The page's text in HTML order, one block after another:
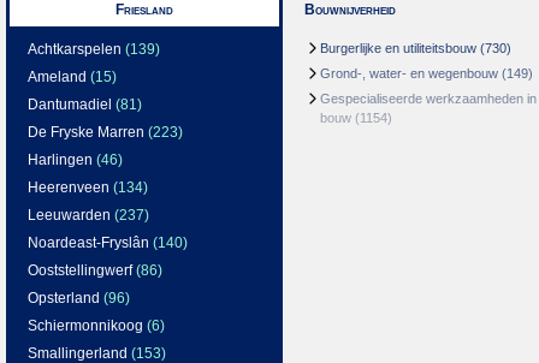
Friesland
Achtkarspelen (139)
Ameland (15)
Dantumadiel (81)
De Fryske Marren (223)
Harlingen (46)
Heerenveen (134)
Leeuwarden (237)
Noardeast-Fryslân (140)
Ooststellingwerf(86)
Opsterland (96)
Schiermonnikoog (6)
Smallingerland (153)
Bouwnijverheid
Burgerlijke en utiliteitsbouw (730)
Grond-, water- en wegenbouw (149)
Gespecialiseerde werkzaamheden in
bouw (1154)